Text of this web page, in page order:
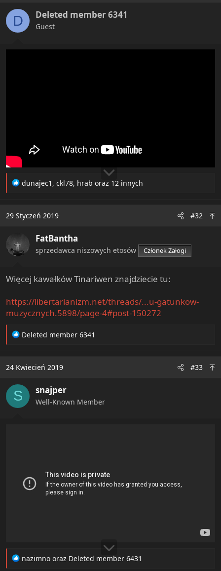
o
n
s
D Deleted member 6341
Guest
R
t
o
n
s
dunajec1 , ckl78, hrab oraz 12 innych
29 Styczeń 2019 #32
FatBantha
sprzedawca niszowych etosów Członek Załogi
Więcej kawałków Tinariwen znajdziecie tu:
https://libertarianizm.net/threads/...u-gatunkow-
muzycznych.5898/page-4#post-150272
R
t
o
n
s
Deleted member 6341
24 Kwiecień 2019 #33
S snajper
Well-Known Member
R
nazimno oraz Deleted member 6431